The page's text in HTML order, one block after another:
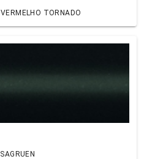
TORNADO